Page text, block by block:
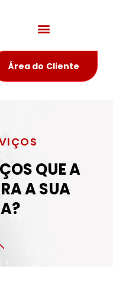
Área do Cliente
QUE A
A SUA